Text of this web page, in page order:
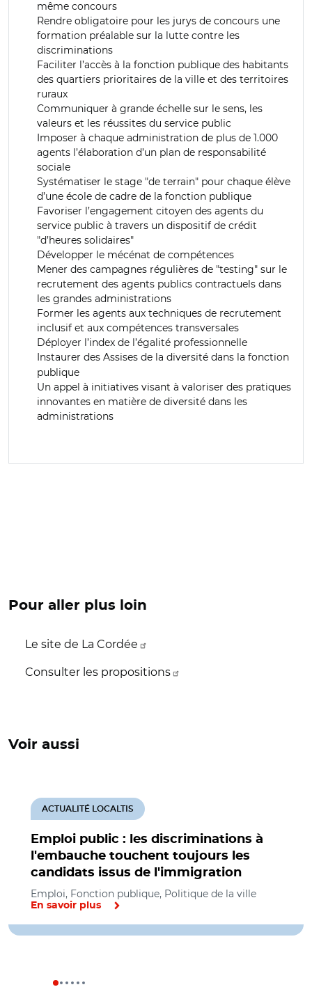
même concours
Rendre obligatoire pour les jurys de concours une
formation préalable sur la lutte contre les
discriminations
Faciliter l’accès à la fonction publique des habitants
des quartiers prioritaires de la ville et des territoires
ruraux
Communiquer à grande échelle sur le sens, les
valeurs et les réussites du service public
Imposer à chaque administration de plus de 1.000
agents l’élaboration d’un plan de responsabilité
sociale
Systématiser le stage "de terrain" pour chaque élève
d’une école de cadre de la fonction publique
Favoriser l’engagement citoyen des agents du
service public à travers un dispositif de crédit
"d’heures solidaires"
Développer le mécénat de compétences
Mener des campagnes régulières de "testing" sur le
recrutement des agents publics contractuels dans
les grandes administrations
Former les agents aux techniques de recrutement
inclusif et aux compétences transversales
Déployer l’index de l’égalité professionnelle
Instaurer des Assises de la diversité dans la fonction
publique
Un appel à initiatives visant à valoriser des pratiques
innovantes en matière de diversité dans les
administrations
Pour aller plus loin
Le site de La Cordée
Consulter les propositions
Voir aussi
Emploi public : les discriminations à
l'embauche touchent toujours les
candidats issus de l'immigration
ACTUALITÉ LOCALTIS
Emploi, Fonction publique, Politique de la ville
En savoir plus